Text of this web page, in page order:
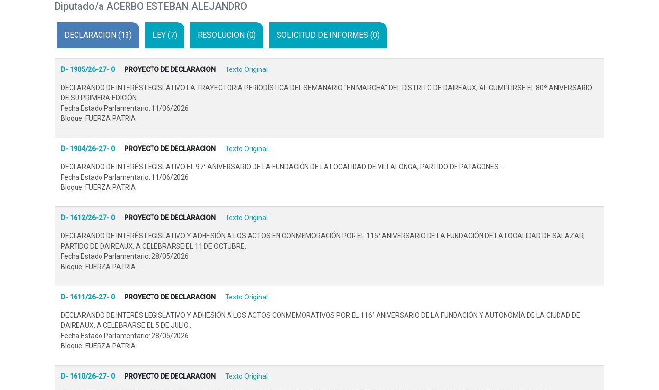
Diputado/a ACERBO ESTEBAN ALEJANDRO
DECLARACION (13) LEY (7) RESOLUCION (0) SOLICITUD DE INFORMES (0)
D- 1905/26-27- 0 PROYECTO DE DECLARACION Texto Original
DECLARANDO DE INTERÉS LEGISLATIVO LA TRAYECTORIA PERIODÍSTICA DEL SEMANARIO "EN MARCHA" DEL DISTRITO DE DAIREAUX, AL CUMPLIRSE EL 80º ANIVERSARIO
DE SU PRIMERA EDICIÓN..
Fecha Estado Parlamentario: 11/06/2026
Bloque: FUERZA PATRIA
D- 1904/26-27- 0 PROYECTO DE DECLARACION Texto Original
DECLARANDO DE INTERÉS LEGISLATIVO EL 97° ANIVERSARIO DE LA FUNDACIÓN DE LA LOCALIDAD DE VILLALONGA, PARTIDO DE PATAGONES.-.
Fecha Estado Parlamentario: 11/06/2026
Bloque: FUERZA PATRIA
D- 1612/26-27- 0 PROYECTO DE DECLARACION Texto Original
DECLARANDO DE INTERÉS LEGISLATIVO Y ADHESIÓN A LOS ACTOS EN CONMEMORACIÓN POR EL 115° ANIVERSARIO DE LA FUNDACIÓN DE LA LOCALIDAD DE SALAZAR,
PARTIDO DE DAIREAUX, A CELEBRARSE EL 11 DE OCTUBRE..
Fecha Estado Parlamentario: 28/05/2026
Bloque: FUERZA PATRIA
D- 1611/26-27- 0 PROYECTO DE DECLARACION Texto Original
DECLARANDO DE INTERÉS LEGISLATIVO Y ADHESIÓN A LOS ACTOS CONMEMORATIVOS POR EL 116° ANIVERSARIO DE LA FUNDACIÓN Y AUTONOMÍA DE LA CIUDAD DE
DAIREAUX, A CELEBRARSE EL 5 DE JULIO..
Fecha Estado Parlamentario: 28/05/2026
Bloque: FUERZA PATRIA
D- 1610/26-27- 0 PROYECTO DE DECLARACION Texto Original